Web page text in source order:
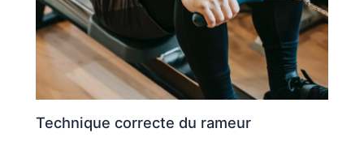
Technique correcte du rameur